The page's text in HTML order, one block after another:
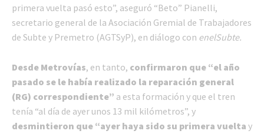
primera vuelta pasó esto”, aseguró “Beto” Pianelli,
secretario general de la Asociación Gremial de Trabajadores
de Subte y Premetro (AGTSyP), en diálogo con enelSubte.
Desde Metrovías, en tanto, confirmaron que “el año
pasado se le había realizado la reparación general
(RG) correspondiente” a esta formación y que el tren
tenía “al día de ayer unos 13 mil kilómetros”, y
desmintieron que “ayer haya sido su primera vuelta y